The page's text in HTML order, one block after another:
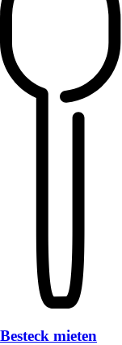
Besteck mieten